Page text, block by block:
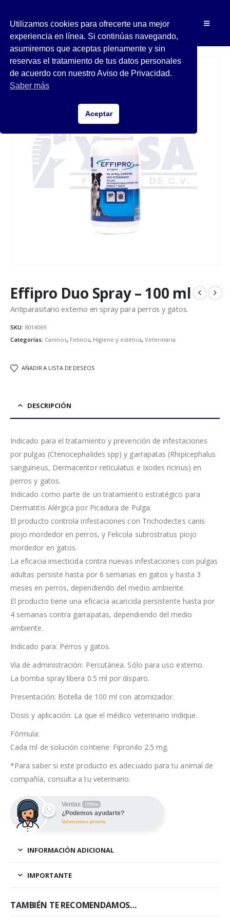
Effipro Duo Spray – 100 ml
Antiparasitario externo en spray para perros y gatos.
SKU: 8014069
Categorías: Caninos, Felinos, Higiene y estética, Veterinaria
AÑADIR A LISTA DE DESEOS
DESCRIPCIÓN
Indicado para el tratamiento y prevención de infestaciones
por pulgas (Ctenocephalides spp) y garrapatas (Rhipicephalus
sanguineus, Dermacentor reticulatus e Ixodes ricinus) en
perros y gatos.
Indicado como parte de un tratamiento estratégico para
Dermatitis Alérgica por Picadura de Pulga.
El producto controla infestaciones con Trichodectes canis
piojo mordedor en perros, y Felicola subrostratus piojo
mordedor en gatos.
La eficacia insecticida contra nuevas infestaciones con pulgas
adultas persiste hasta por 6 semanas en gatos y hasta 3
meses en perros, dependiendo del medio ambiente.
El producto tiene una eficacia acaricida persistente hasta por
4 semanas contra garrapatas, dependiendo del medio
ambiente.
Indicado para: Perros y gatos.
Vía de administración: Percutánea. Sólo para uso externo.
La bomba spray libera 0.5 ml por disparo.
Presentación: Botella de 100 ml con atomizador.
Dosis y aplicación: La que el médico veterinario indique.
Fórmula:
Cada ml de solución contiene: Fipronilo 2.5 mg.
*Para saber si este producto es adecuado para tu animal de
compañía, consulta a tu veterinario.
Ventas Offline
¿Podemos ayudarte?
Volveremos pronto.
INFORMACIÓN ADICIONAL
IMPORTANTE
TAMBIÉN TE RECOMENDAMOS…
Utilizamos cookies para ofrecerte una mejor
experiencia en línea. Si continúas navegando,
asumiremos que aceptas plenamente y sin
reservas el tratamiento de tus datos personales
de acuerdo con nuestro Aviso de Privacidad.
Saber más
Aceptar